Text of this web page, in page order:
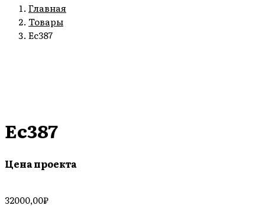
Главная
Товары
Ec387
Ec387
Цена проекта
32000,00₽